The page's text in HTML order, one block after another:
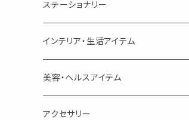
箱入りアソート
プチギフト
精油用ボトル
ポンプ式ボトル
リップ容器
スクリュー容器
シングル
ブレンド
クラフト器材・道具
キャリアオイル・ワックス
道具
お香・サシェ・キャンドル
線香
サシェ・香り袋
ディフューザー
アロマオイルウォーマー
ステーショナリー
デザインクリップ
記号（ハート,星,etc）
音楽・楽器
ページオープナー・ワイドクリップ
ポストカード・メッセージカード
インテリア・生活アイテム
オブジェ
キャンドル・お香
美容・ヘルスアイテム
アクセサリー